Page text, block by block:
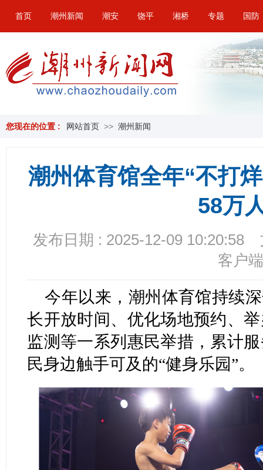
首页 潮州新闻 潮安 饶平 湘桥 专题 国防
您现在的位置 : 网站首页 >> 潮州新闻
潮州体育馆全年“不打
58万
发布日期 : 2025-12-09 10:20:58
客户端
今年以来，潮州体育馆持续
长开放时间、优化场地预约、
监测等一系列惠民举措，累计
民身边触手可及的“健身乐园”。